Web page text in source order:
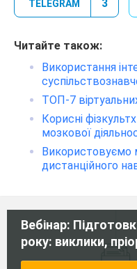
TELEGRAM 3
Читайте також:
Використання
ТОП-7
Корисні
мозкової
Використовуємо
дистанційного
Вебінар:
року: виклики,